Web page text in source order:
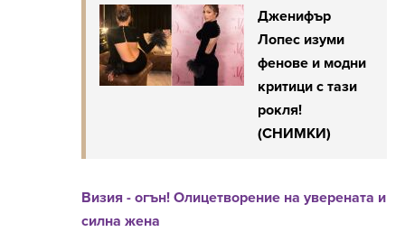
Дженифър
Лопес изуми
фенове и модни
критици с тази
рокля!
(СНИМКИ)
Визия - огън! Олицетворение на уверената и
силна жена